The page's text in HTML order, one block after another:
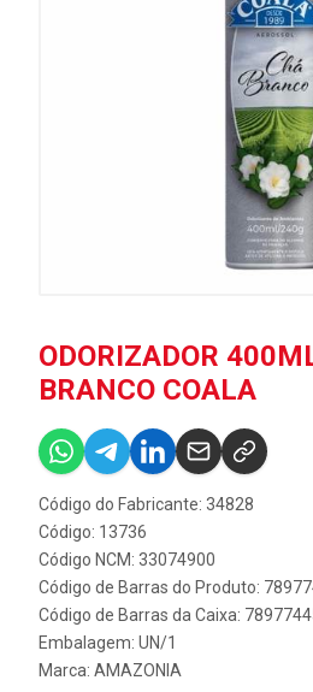
ODORIZADOR
BRANCO COALA
Código do Fabricante: 34828
Código: 13736
Código NCM: 33074900
Código de Barras do Produto:
Código de Barras da Caixa:
Embalagem: UN/1
Marca: AMAZONIA